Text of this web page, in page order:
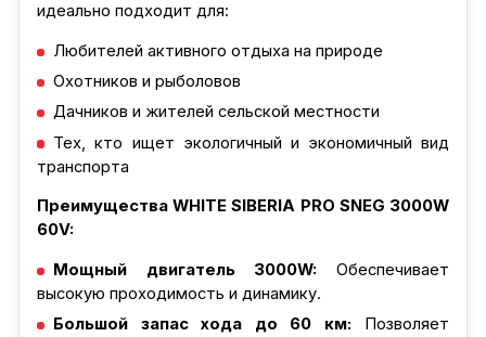
идеально подходит для:
Любителей активного отдыха на природе
Охотников и рыболовов
Дачников и жителей сельской местности
Тех, кто ищет экологичный и экономичный вид
транспорта
Преимущества WHITE SIBERIA PRO SNEG 3000W
60V:
Мощный двигатель 3000W: Обеспечивает
высокую проходимость и динамику.
Большой запас хода до 60 км: Позволяет